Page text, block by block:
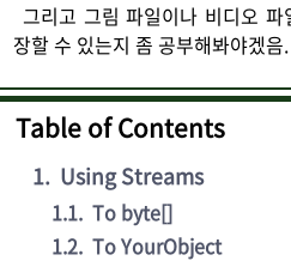
그리고 그림 파일이나 비디오
장할 수 있는지 좀 공부해봐야겠음.
Table of Contents
1. Using Streams
1.1. To byte[]
1.2. To YourObject